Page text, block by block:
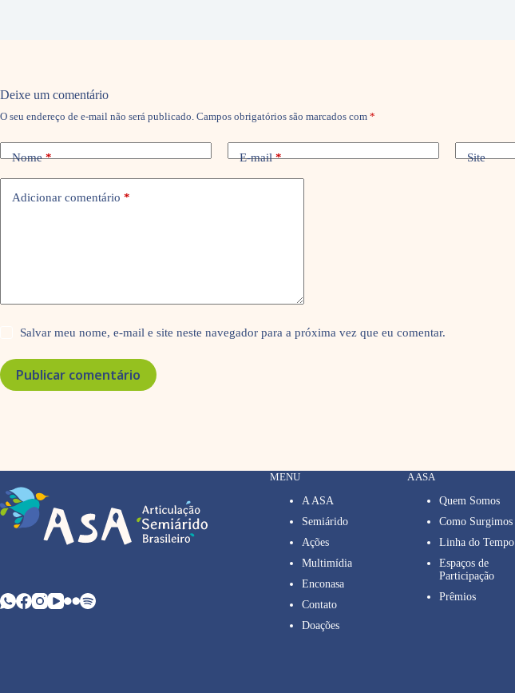
Deixe um comentário
O seu endereço de e-mail não será publicado. Campos obrigatórios são marcados com *
Nome* E-mail* Site
Adicionar comentário *
Salvar meu nome, e-mail e site neste navegador para a próxima vez que eu comentar.
Publicar comentário
MENU
A ASA
Semiárido
Ações
Multimídia
Enconasa
Contato
Doações
A ASA
Quem Somos
Como Surgimos
Linha do Tempo
Espaços de
Participação
Prêmios